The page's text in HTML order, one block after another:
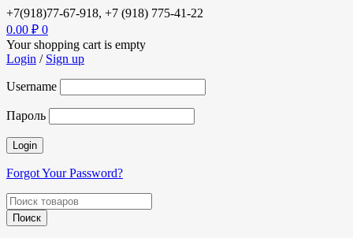
+7(918)77-67-918, +7 (918) 775-41-22
0.00 ₽ 0
Your shopping cart is empty
Login / Sign up
Username
Пароль
Forgot Your Password?